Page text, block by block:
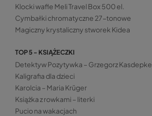
Klocki wafle Meli Travel Box 500 el.
Cymbałki chromatyczne 27-tonowe
Magiczny krystaliczny stworek Kidea
TOP 5 - KSIĄŻECZKI
Detektyw Pozytywka – Grzegorz Kasdepke
Kaligrafia dla dzieci
Karolcia – Maria Krüger
Książka z rowkami – literki
Pucio na wakacjach